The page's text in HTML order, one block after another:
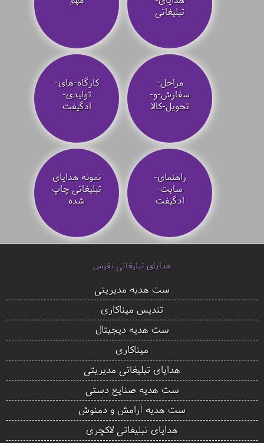
تبلیغاتی
مراحل-
سفارش-و-
تحویل-کالا
کارگاه-های-
تولیدی-
ادگیفت
راهنمای-
سایت-
ادگیفت
نمونه هدایای
تبلیغاتی چاپ
شده
هدایای تبلیغاتی نفیس
ست هدیه مدیریتی
تندیس میناکاری
ست هدیه دیجیتال
میناکاری
هدایای تبلیغاتی مدیریتی
ست هدیه صنایع دستی
ست هدیه آرامش و دمنوش
هدایای تبلیغاتی لاکچری